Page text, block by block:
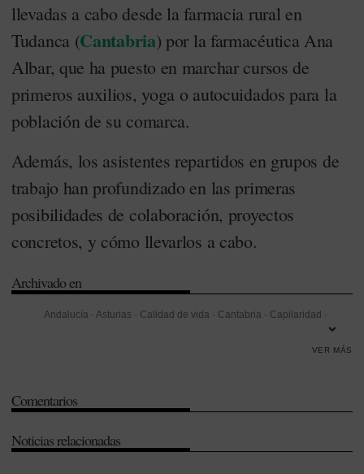
llevadas a cabo desde la farmacia rural en
Tudanca (Cantabria) por la farmacéutica Ana
Albar, que ha puesto en marchar cursos de
primeros auxilios, yoga o autocuidados para la
población de su comarca.
Además, los asistentes repartidos en grupos de
trabajo han profundizado en las primeras
posibilidades de colaboración, proyectos
concretos, y cómo llevarlos a cabo.
Archivado en
Andalucía - Asturias - Calidad de vida - Cantabria - Capilaridad -
Jesús Aguilar
VER MÁS
Comentarios
Noticias relacionadas